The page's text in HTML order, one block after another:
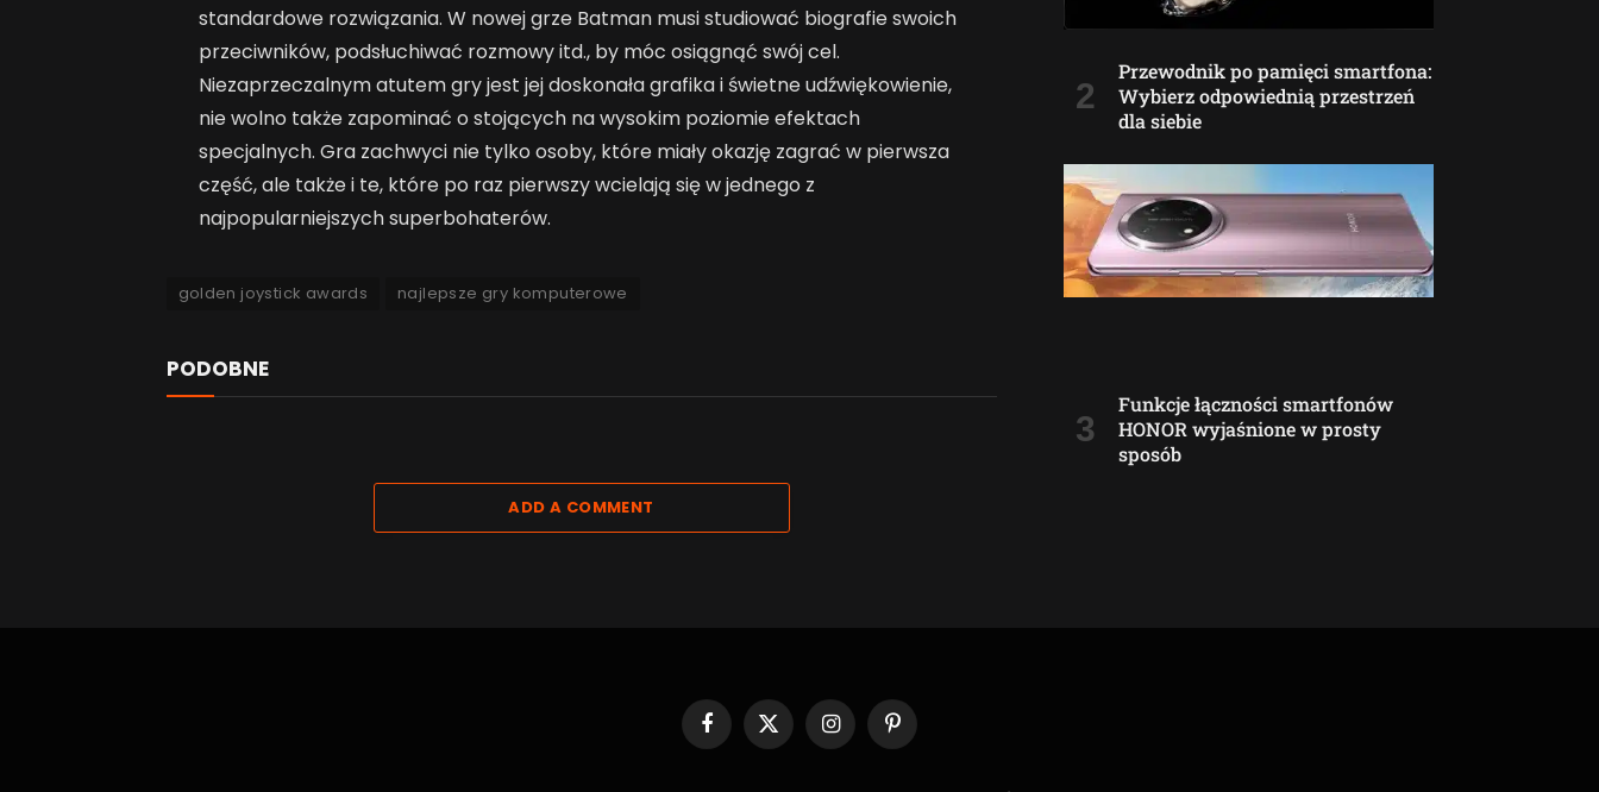
standardowe rozwiązania. W nowej grze Batman musi studiować biografie swoich
przeciwników, podsłuchiwać rozmowy itd., by móc osiągnąć swój cel.
Niezaprzeczalnym atutem gry jest jej doskonała grafika i świetne udźwiękowienie,
nie wolno także zapominać o stojących na wysokim poziomie efektach
specjalnych. Gra zachwyci nie tylko osoby, które miały okazję zagrać w pierwsza
część, ale także i te, które po raz pierwszy wcielają się w jednego z
najpopularniejszych superbohaterów.
golden joystick awards najlepsze gry komputerowe
PODOBNE
ADD A COMMENT
Przewodnik po pamięci smartfona:
Wybierz odpowiednią przestrzeń
dla siebie
Funkcje łączności smartfonów
HONOR wyjaśnione w prosty
sposób
Facebook
X
(Twitter)
InstagramPinterest